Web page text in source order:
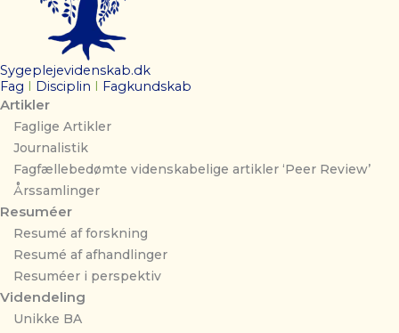
Sygeplejevidenskab.dk
Fag
Disciplin Fagkundskab
Artikler
Faglige Artikler
Journalistik
Fagfællebedømte videnskabelige artikler ‘Peer Review’
Årssamlinger
Resuméer
Resumé af forskning
Resumé af afhandlinger
Resuméer i perspektiv
Videndeling
Unikke BA